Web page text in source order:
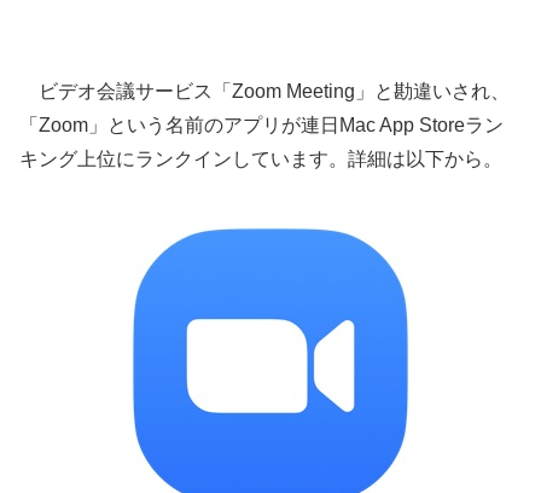
ビデオ会議サービス「Zoom Meeting」と勘違いされ、
「Zoom」という名前のアプリが連日Mac App Storeラン
キング上位にランクインしています。詳細は以下から。